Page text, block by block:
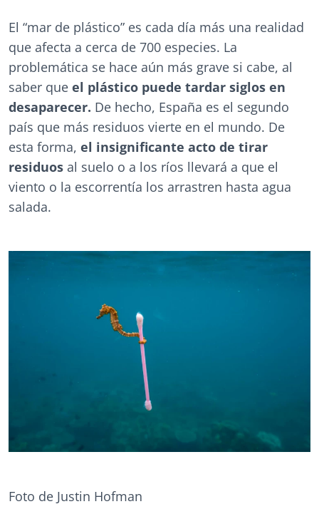
El “mar de plástico” es cada día más una realidad
que afecta a cerca de 700 especies. La
problemática se hace aún más grave si cabe, al
saber que el plástico puede tardar siglos en
desaparecer. De hecho, España es el segundo
país que más residuos vierte en el mundo. De
esta forma, el insignificante acto de tirar
residuos al suelo o a los ríos llevará a que el
viento o la escorrentía los arrastren hasta agua
salada.
Foto de Justin Hofman